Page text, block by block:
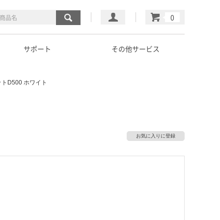
マイページ
カート
サポート その他サービス
D500 ホワイト
お気に入りに登録